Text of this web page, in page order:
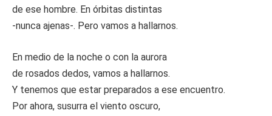
de ese hombre. En órbitas distintas
-nunca ajenas-. Pero vamos a hallarnos.
En medio de la noche o con la aurora
de rosados dedos, vamos a hallarnos.
Y tenemos que estar preparados a ese encuentro.
Por ahora, susurra el viento oscuro,